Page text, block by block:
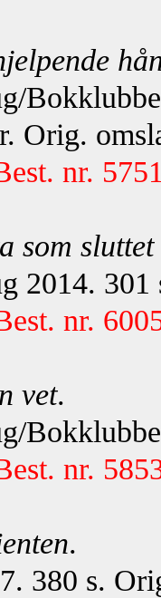
Orig.
nr.
som
2014. 301
nr.
vet.
nr.
.
380 s.